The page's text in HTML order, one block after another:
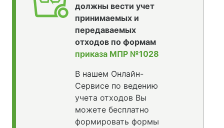
должны вести учет
принимаемых и
передаваемых
отходов по формам
приказа МПР №1028
В нашем Онлайн-
Сервисе по ведению
учета отходов Вы
можете бесплатно
формировать формы